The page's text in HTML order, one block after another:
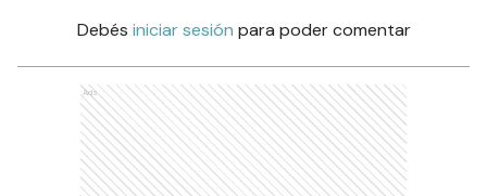
Debés iniciar sesión para poder comentar
Ads